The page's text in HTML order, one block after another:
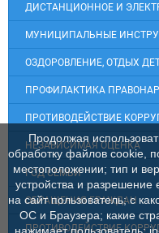
ДИСТАНЦИОННОЕ И
МУНИЦИПАЛЬНЫЕ
ОЗДОРОВЛЕНИЕ, ОТДЫХ
ПРОФИЛАКТИКА
ПРОТИВОДЕЙСТВИЕ
НЕЗАВИСИМАЯ ОЦЕНКА
ГОД СЕМЬИ
ОБРАЩЕНИЯ ГРАЖДАН
ПРОТИВОДЕЙСТВИЕ
Продолжая
обработку файлов cookie,
местоположении; тип и
устройства и разрешение
на сайт пользователь; с
ОС и Браузера; какие